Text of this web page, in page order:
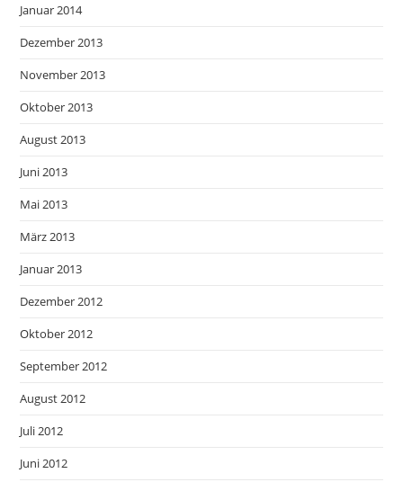
Januar 2014
Dezember 2013
November 2013
Oktober 2013
August 2013
Juni 2013
Mai 2013
März 2013
Januar 2013
Dezember 2012
Oktober 2012
September 2012
August 2012
Juli 2012
Juni 2012